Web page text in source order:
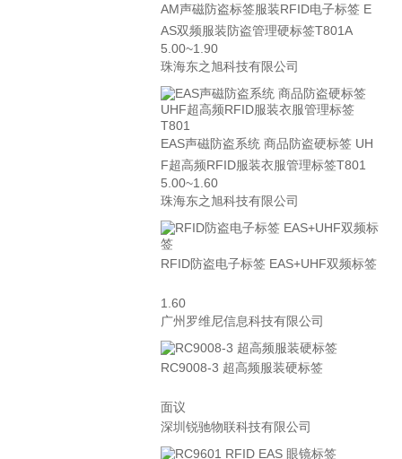
AM声磁防盗标签服装RFID电子标签 E
AS双频服装防盗管理硬标签T801A
5.00~1.90
珠海东之旭科技有限公司
EAS声磁防盗系统 商品防盗硬标签 UH
F超高频RFID服装衣服管理标签T801
5.00~1.60
珠海东之旭科技有限公司
RFID防盗电子标签 EAS+UHF双频标签
1.60
广州罗维尼信息科技有限公司
RC9008-3 超高频服装硬标签
面议
深圳锐驰物联科技有限公司